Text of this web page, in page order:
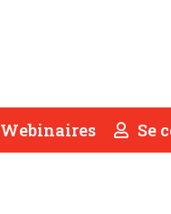
Webinaires Se